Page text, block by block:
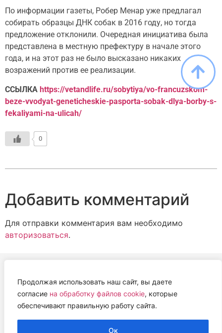
Продолжая использовать наш сайт, вы даете
согласие на обработку файлов cookie, которые
обеспечивают правильную работу сайта.
Ок
По информации газеты, Робер Менар уже предлагал
собирать образцы ДНК собак в 2016 году, но тогда
предложение отклонили. Очередная инициатива была
представлена в местную префектуру в начале этого
года, и на этот раз не было высказано никаких
возражений против ее реализации.
ССЫЛКА https://vetandlife.ru/sobytiya/vo-francuzskom-
beze-vvodyat-geneticheskie-pasporta-sobak-dlya-borby-s-
fekaliyami-na-ulicah/
0
Добавить комментарий
Для отправки комментария вам необходимо
авторизоваться.
АВТОНОМНАЯ НЕКОММЕРЧЕСКАЯ ОРГАНИЗАЦИЯ
«ЦЕНТР ВЕТЕРИНАРНОЙ ТЕРАПИИ, ИММУНОЛОГИИ И
ИММУНОПАТОЛОГИИ» (ЦВЕТИ)
Работем с 2019 года.